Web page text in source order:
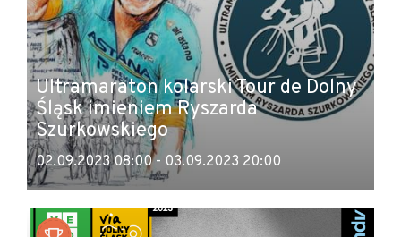
Ultramaraton kolarski Tour de Dolny
Śląsk imieniem Ryszarda
Szurkowskiego
02.09.2023 08:00 - 03.09.2023 20:00